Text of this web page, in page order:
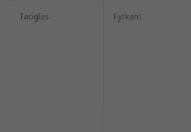
Taoglas Fyrkant